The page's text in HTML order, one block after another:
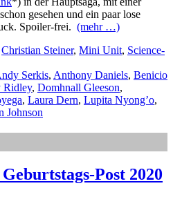
gesehen und ein paar lose
Spoiler-frei. (mehr …)
Christian Steiner, Mini Unit, Science-
Serkis, Anthony Daniels, Benicio
Ridley, Domhnall Gleeson,
, Laura Dern, Lupita Nyong’o,
Johnson
Post 2020